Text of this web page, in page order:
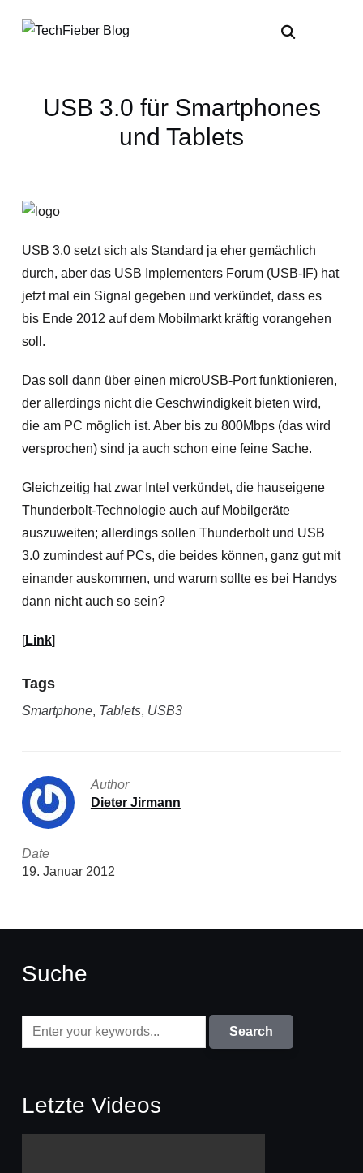
USB 3.0 für Smartphones
und Tablets
USB 3.0 setzt sich als Standard ja eher gemächlich
durch, aber das USB Implementers Forum (USB-IF) hat
jetzt mal ein Signal gegeben und verkündet, dass es
bis Ende 2012 auf dem Mobilmarkt kräftig vorangehen
soll.
Das soll dann über einen microUSB-Port funktionieren,
der allerdings nicht die Geschwindigkeit bieten wird,
die am PC möglich ist. Aber bis zu 800Mbps (das wird
versprochen) sind ja auch schon eine feine Sache.
Gleichzeitig hat zwar Intel verkündet, die hauseigene
Thunderbolt-Technologie auch auf Mobilgeräte
auszuweiten; allerdings sollen Thunderbolt und USB
3.0 zumindest auf PCs, die beides können, ganz gut mit
einander auskommen, und warum sollte es bei Handys
dann nicht auch so sein?
[Link]
Tags
Smartphone, Tablets, USB3
Author
Dieter Jirmann
Date
19. Januar 2012
Suche
Letzte Videos